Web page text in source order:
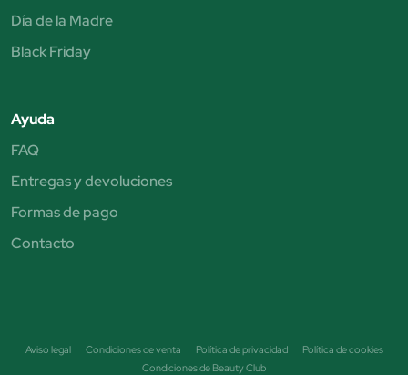
Día de la Madre
Black Friday
Ayuda
FAQ
Entregas y devoluciones
Formas de pago
Contacto
Aviso legal Condiciones de venta Política de privacidad
Política de cookies
Condiciones de Beauty Club